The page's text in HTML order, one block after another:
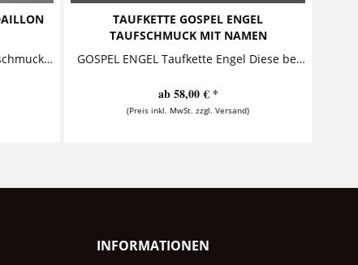
GOTTES SEGEN 925 Silber, Taufschmuck, Anhaenger mit Name Zwei Buttons - der äußere mit dem Text "Gottes Segen auf all deinen Wegen", der...
TAUFKETTE GOSPEL ENGEL
TAUFSCHMUCK MIT NAMEN
GOSPEL ENGEL Taufkette Engel Diese bezaubernde Taufkette besteht aus einem personalisierten Anhänger, der zusammen mit einem sehr schön...
ab 58,00 € *
(Preis inkl. MwSt. zzgl. Versand)
INFORMATIONEN